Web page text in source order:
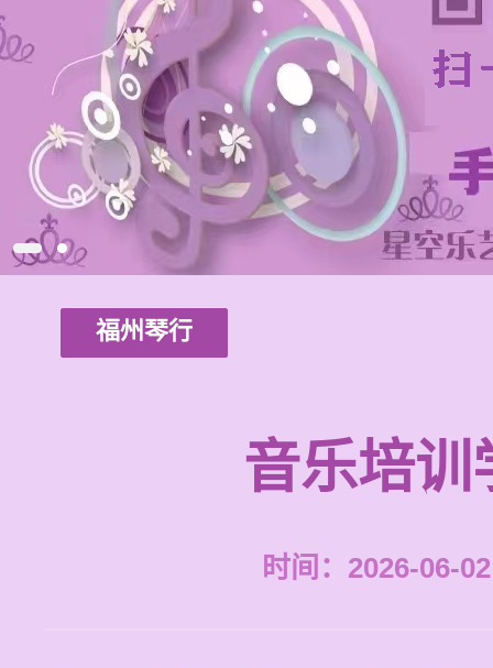
福州琴行
音乐培训
时间：2026-06-